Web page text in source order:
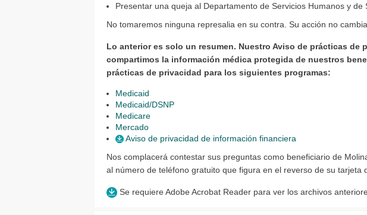
Presentar una queja al Departamento de Servicios Humanos y de
No tomaremos ninguna represalia en su contra. Su acción no
Lo anterior es solo un resumen. Nuestro Aviso de prácticas
compartimos la información médica protegida de nuestros
prácticas de privacidad para los siguientes programas:
Medicaid
Medicaid/DSNP
Medicare
Mercado
Aviso de privacidad de información financiera
Nos complacerá contestar sus preguntas como beneficiario de
al número de teléfono gratuito que figura en el reverso de su tarjeta
Se requiere Adobe Acrobat Reader para ver los archivos